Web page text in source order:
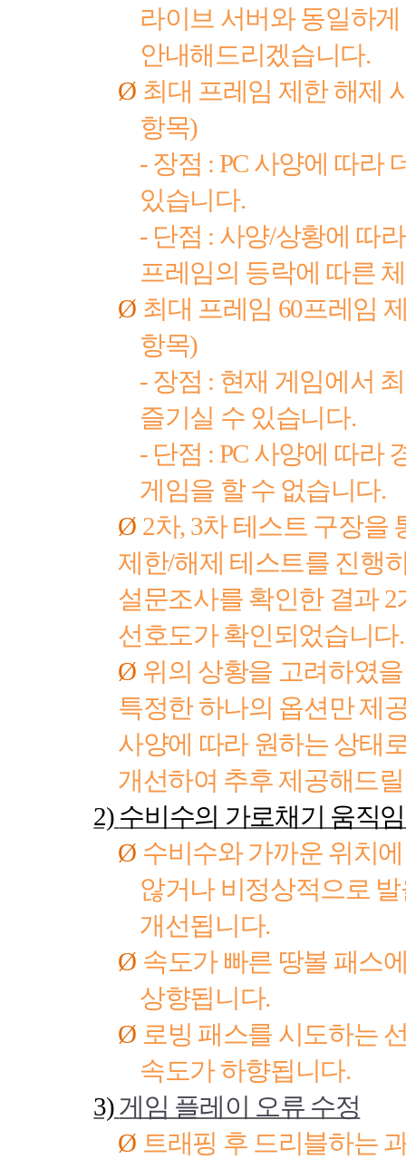
라이브 서버와 동일하
안내해드리겠습니다.
Ø 최대 프레임 제한 해제
항목)
- 장점 : PC 사양에 따라
있습니다.
- 단점 : 사양/상황에 따
프레임의 등락에 따른
Ø 최대 프레임 60프레임
항목)
- 장점 : 현재 게임에서
즐기실 수 있습니다.
- 단점 : PC 사양에 따라
게임을 할 수 없습니다.
Ø 2차, 3차 테스트 구장을
제한/해제 테스트를 진행
설문조사를 확인한 결과2
선호도가 확인되었습니다.
Ø 위의 상황을 고려하였
특정한 하나의 옵션만 제
사양에 따라 원하는 상태
개선하여 추후 제공해드
2) 수비수의 가로채기 움직
Ø 수비수와 가까운 위치
않거나 비정상적으로
개선됩니다.
Ø 속도가 빠른 땅볼 패스
상향됩니다.
Ø 로빙 패스를 시도하는
속도가 하향됩니다.
3)게임 플레이 오류 수정
Ø 트래핑 후 드리블하는